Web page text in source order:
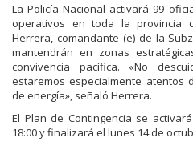
La Policía Nacional activará 99
operativos en toda la provincia
Herrera, comandante (e) de la
mantendrán en zonas
convivencia pacífica. «No
estaremos especialmente atentos
de energía», señaló Herrera.
El Plan de Contingencia se
18:00 y finalizará el lunes 14 de